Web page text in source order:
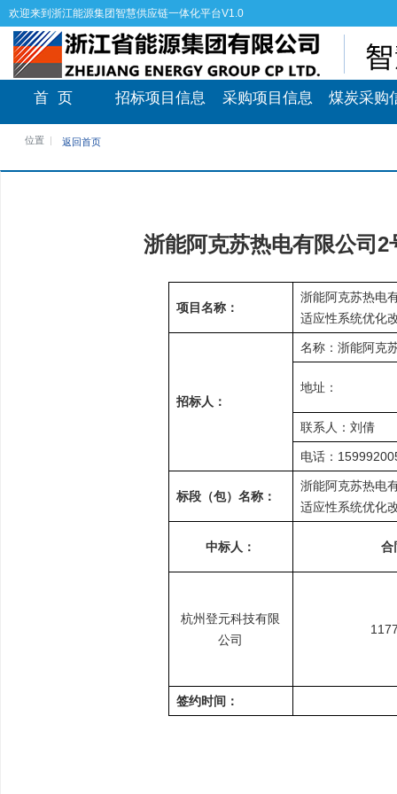
欢迎来到浙江能源集团智慧供应链一体化平台V1.0
首 页 招标项目信息 采购项目信息 煤炭采购
位置 返回首页
浙能阿克苏热电有限公司
项目名称：
浙能阿克苏热电
适应性系统优化
招标人：
名称：浙能阿克
地址：
联系人：刘倩
电话：
标段（包）名称：
浙能阿克苏热电
适应性系统优化
中标人： 合
杭州登元科技有限
公司
签约时间：